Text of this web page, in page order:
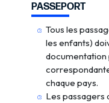
PASSEPORT
Tous les
les enfants)
documentation
chaque pays.
Les passagers